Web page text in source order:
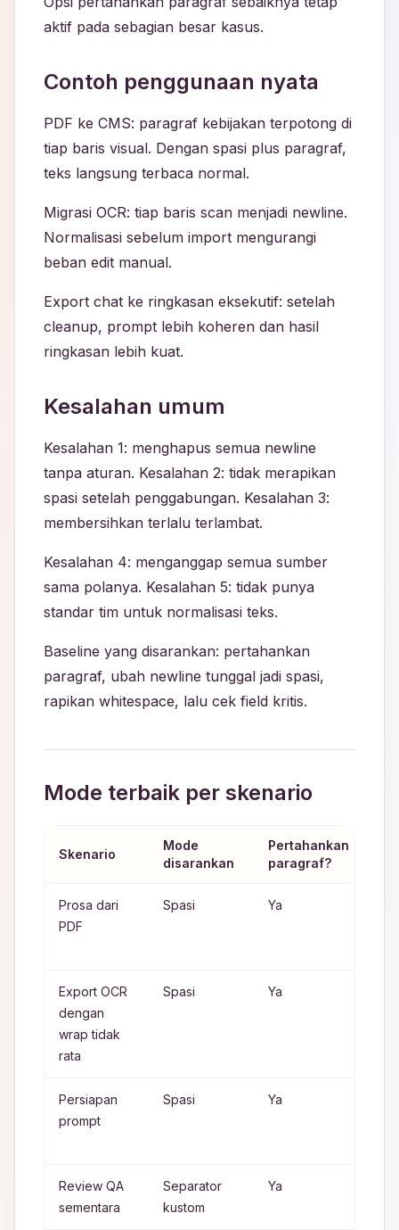
aktif pada sebagian besar kasus.
Contoh penggunaan nyata
PDF ke CMS: paragraf kebijakan terpotong di
tiap baris visual. Dengan spasi plus paragraf,
teks langsung terbaca normal.
Migrasi OCR: tiap baris scan menjadi newline.
Normalisasi sebelum import mengurangi
beban edit manual.
Export chat ke ringkasan eksekutif: setelah
cleanup, prompt lebih koheren dan hasil
ringkasan lebih kuat.
Kesalahan umum
Kesalahan 1: menghapus semua newline
tanpa aturan. Kesalahan 2: tidak merapikan
spasi setelah penggabungan. Kesalahan 3:
membersihkan terlalu terlambat.
Kesalahan 4: menganggap semua sumber
sama polanya. Kesalahan 5: tidak punya
standar tim untuk normalisasi teks.
Baseline yang disarankan: pertahankan
paragraf, ubah newline tunggal jadi spasi,
rapikan whitespace, lalu cek field kritis.
Mode terbaik per skenario
Skenario
Mode
disarankan
Pertahankan
paragraf?
Prosa dari
PDF
Spasi Ya
Export OCR
dengan
wrap tidak
rata
Spasi Ya
Persiapan
prompt
Spasi Ya
Review QA
sementara
Separator
kustom
Ya